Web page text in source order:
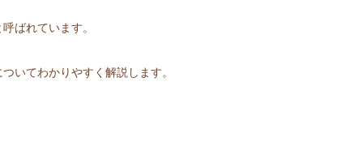
ばれています。
いてわかりやすく解説します。